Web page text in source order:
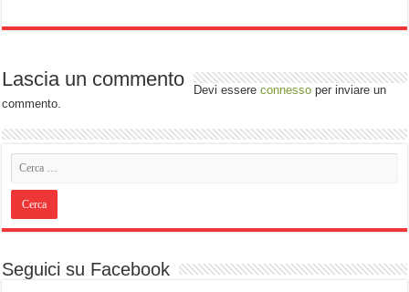
Lascia un commento Devi essereconnesso per inviare un
commento.
Seguici su Facebook